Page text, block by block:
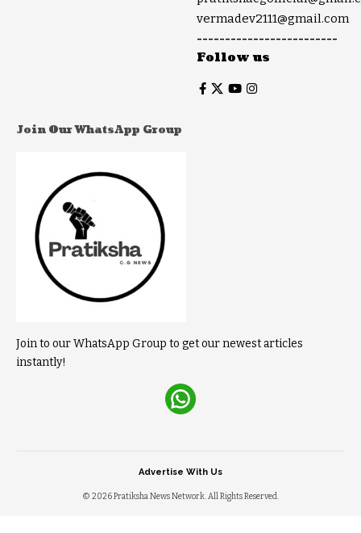
vermadev2111@gmail.com
-------------------------
Follow us
Join Our WhatsApp Group
Join to our WhatsApp Group to get our newest articles
instantly!
© 2026 Pratiksha News Network. All Rights Reserved.
Advertise With Us